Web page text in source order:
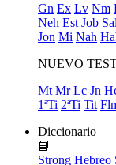
Gn Ex Lv Nm
Neh Est Job Sal
Jon Mi Nah
NUEVO
Mt Mr Lc Jn
1ªTi 2ªTi Tit
Diccionario
📘
Strong Hebreo